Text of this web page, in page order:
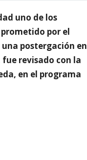
uno de los
por el
postergación en
revisado con la
en el programa